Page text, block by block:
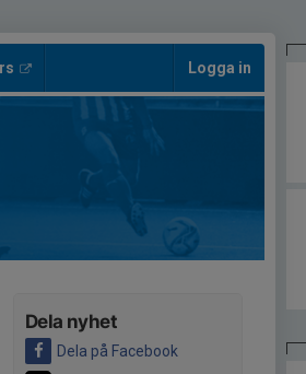
Logga in
Dela nyhet
Dela på Facebook